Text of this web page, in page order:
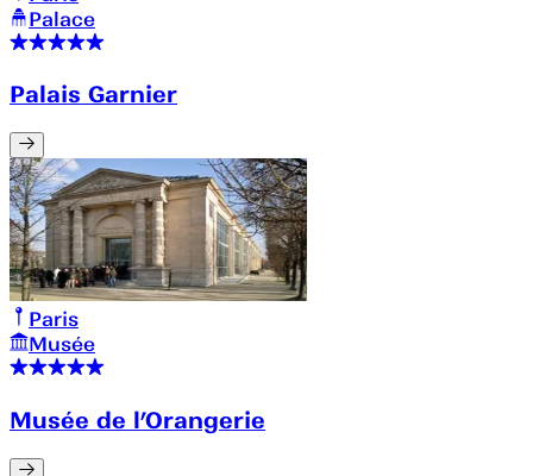
Palace
Palais Garnier
Paris
Musée
Musée de l’Orangerie